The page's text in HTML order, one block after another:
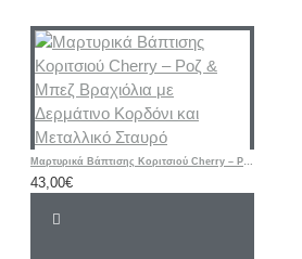
Μαρτυρικά Βάπτισης Κοριτσιού Cherry – Ροζ & Μπεζ Βραχιόλια με Δερμάτινο Κορδόνι και Μεταλλικό Σταυρό
43,00€